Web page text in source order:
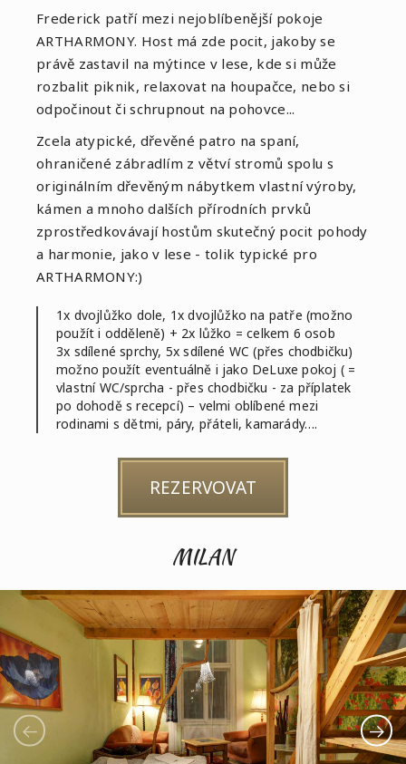
Frederick patří mezi nejoblíbenější pokoje
ARTHARMONY. Host má zde pocit, jakoby se
právě zastavil na mýtince v lese, kde si může
rozbalit piknik, relaxovat na houpačce, nebo si
odpočinout či schrupnout na pohovce...
Zcela atypické, dřevěné patro na spaní,
ohraničené zábradlím z větví stromů spolu s
originálním dřevěným nábytkem vlastní výroby,
kámen a mnoho dalších přírodních prvků
zprostředkovávají hostům skutečný pocit pohody
a harmonie, jako v lese - tolik typické pro
ARTHARMONY:)
1x dvojlůžko dole, 1x dvojlůžko na patře (možno
použít i odděleně) + 2x lůžko = celkem 6 osob
3x sdílené sprchy, 5x sdílené WC (přes chodbičku)
možno použít eventuálně i jako DeLuxe pokoj ( =
vlastní WC/sprcha - přes chodbičku - za příplatek
po dohodě s recepcí) – velmi oblíbené mezi
rodinami s dětmi, páry, přáteli, kamarády….
REZERVOVAT
MILAN